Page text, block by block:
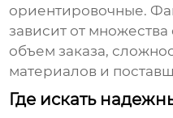
ориентировочные.
зависит от
объем заказа,
материалов и
Где искать